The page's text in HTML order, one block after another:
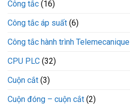
Công tắc (16)
Công tắc áp suất (6)
Công tắc hành trình Telemecanique
CPU PLC (32)
Cuộn cắt (3)
Cuộn đóng – cuộn cắt (2)